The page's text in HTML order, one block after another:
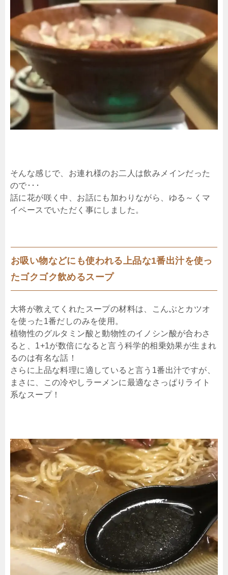
そんな感じで、お連れ様のお二人は飲みメインだった
ので･･･
話に花が咲く中、お話にも加わりながら、ゆる～くマ
イペースでいただく事にしました。
お吸い物などにも使われる上品な1番出汁を使っ
たゴクゴク飲めるスープ
大将が教えてくれたスープの材料は、こんぶとカツオ
を使った1番だしのみを使用。
植物性のグルタミン酸と動物性のイノシン酸が合わさ
ると、1+1が数倍になると言う科学的相乗効果が生まれ
るのは有名な話！
さらに上品な料理に適していると言う1番出汁ですが、
まさに、この冷やしラーメンに最適なさっぱりライト
系なスープ！